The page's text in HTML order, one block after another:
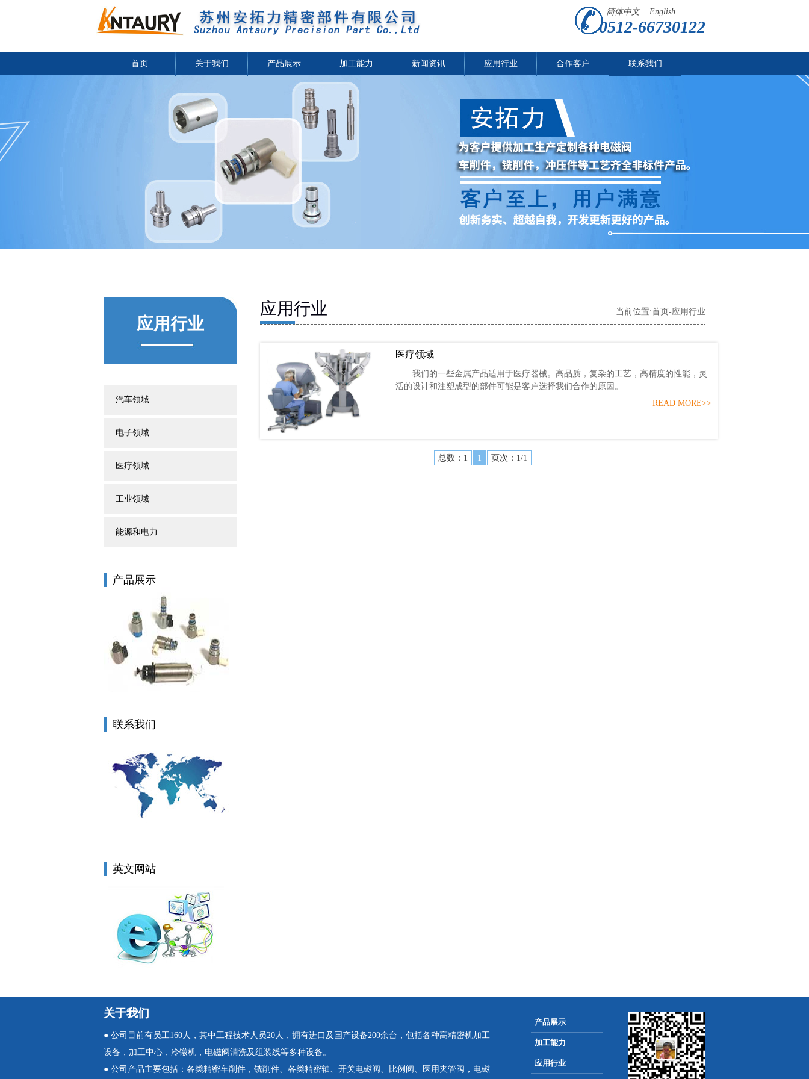
简体中文 English
0512-66730122
首页 关于我们 产品展示 加工能力 新闻资讯 应用行业 合作客户 联系我们
应用行业
汽车领域
电子领域
医疗领域
工业领域
能源和电力
产品展示
联系我们
英文网站
当前位置:首页 -应用行业
应用行业
医疗领域
我们的一些金属产品适用于医疗器械。高品质，复杂的工艺，高精度的性能，灵
活的设计和注塑成型的部件可能是客户选择我们合作的原因。
READ MORE>>
总数：1 1 页次：1/1
关于我们
● 公司目前有员工160人，其中工程技术人员20人，拥有进口及国产设备200余台，包括各种高精密机加工
设备，加工中心，冷镦机，电磁阀清洗及组装线等多种设备。
● 公司产品主要包括：各类精密车削件，铣削件、各类精密轴、开关电磁阀、比例阀、医用夹管阀，电磁
产品展示
加工能力
应用行业